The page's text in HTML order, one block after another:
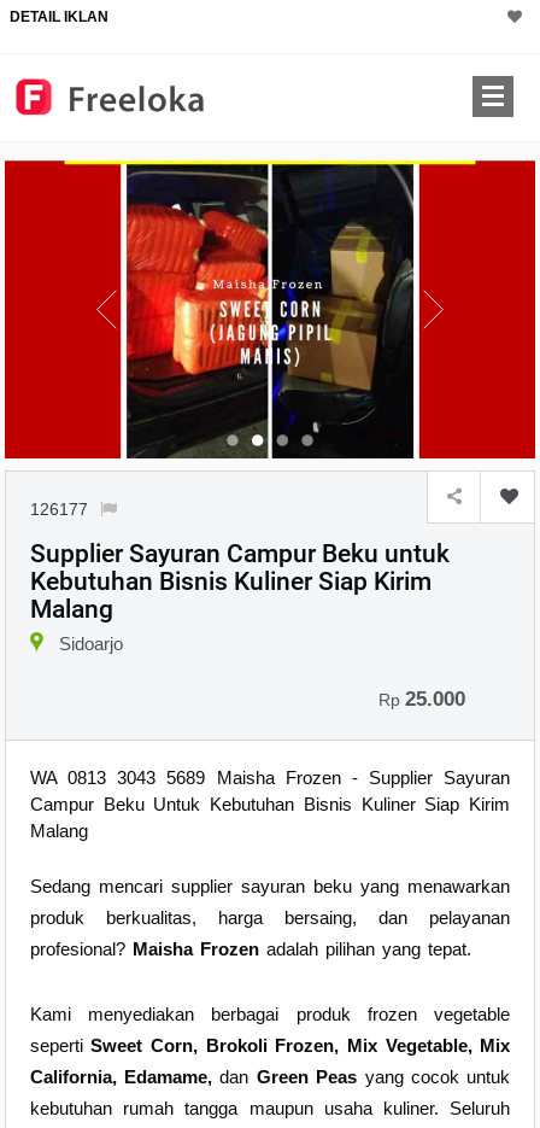
DETAIL IKLAN
126177
Supplier Sayuran Campur Beku untuk
Kebutuhan Bisnis Kuliner Siap Kirim
Malang
Sidoarjo
Rp25.000
WA 0813 3043 5689 Maisha Frozen - Supplier Sayuran
Campur Beku Untuk Kebutuhan Bisnis Kuliner Siap Kirim
Malang
Sedang mencari supplier sayuran beku yang menawarkan
produk berkualitas, harga bersaing, dan pelayanan
profesional? Maisha Frozenadalah pilihan yang tepat.
Kami menyediakan berbagai produk frozen vegetable
sepertiSweet Corn, Brokoli Frozen, Mix Vegetable, Mix
California, Edamame, dan Green Peas yang cocok untuk
kebutuhan rumah tangga maupun usaha kuliner. Seluruh